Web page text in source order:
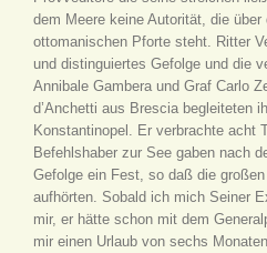
dem Meere keine Autorität, die
ottomanischen Pforte steht. Ritter
und distinguiertes Gefolge und die
Annibale Gambera und Graf Carlo
d’Anchetti aus Brescia begleiteten
Konstantinopel. Er verbrachte acht
Befehlshaber zur See gaben nach
Gefolge ein Fest, so daß die
aufhörten. Sobald ich mich Seiner
mir, er hätte schon mit dem
mir einen Urlaub von sechs